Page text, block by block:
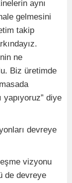
aynı
gelmesini
takip
ne
Biz üretimde
yapıyoruz” diye
devreye
vizyonu
de devreye